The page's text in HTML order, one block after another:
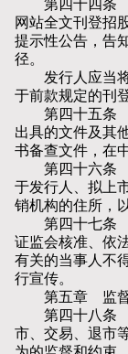
第四十四条 发
网站全文刊登招
提示性公告，告
径。
发行人应当将
于前款规定的刊
第四十五条 保
出具的文件及其
书备查文件，在
第四十六条 发
于发行人、拟上
销机构的住所，
第四十七条 申
证监会核准、依
有关的当事人不
行宣传。
第五章 监督
第四十八条 证
市、交易、退市